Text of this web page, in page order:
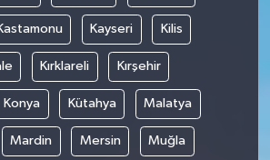
Kayseri Kilis
Kırklareli Kırşehir
Konya Kütahya Malatya
Mardin Mersin Muğla